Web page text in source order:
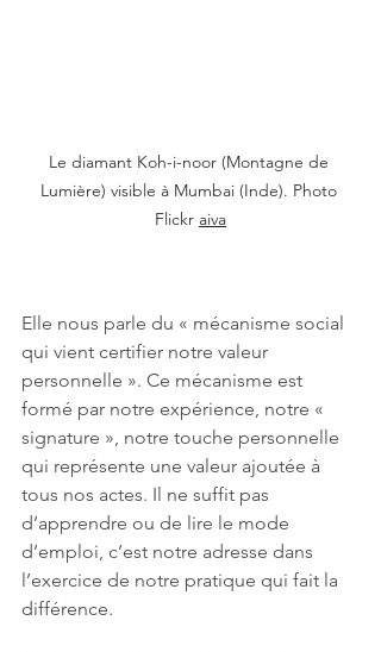
Le diamant Koh-i-noor (Montagne de
Lumière) visible à Mumbai (Inde). Photo
Flickr aiva
Elle nous parle du « mécanisme social
qui vient certifier notre valeur
personnelle ». Ce mécanisme est
formé par notre expérience, notre «
signature », notre touche personnelle
qui représente une valeur ajoutée à
tous nos actes. Il ne suffit pas
d’apprendre ou de lire le mode
d’emploi, c’est notre adresse dans
l’exercice de notre pratique qui fait la
différence.